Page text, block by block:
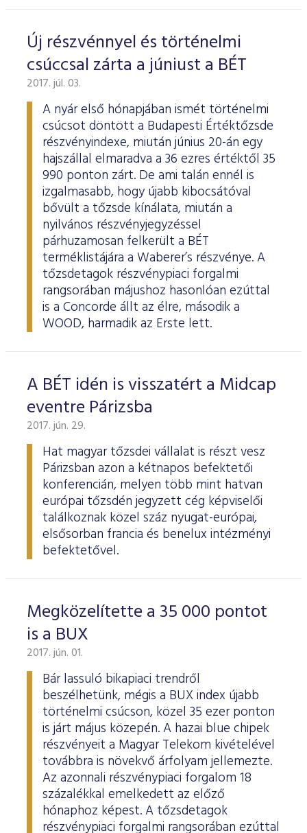
Új részvénnyel és történelmi
csúccsal zárta a júniust a BÉT
2017. júl. 03.
A nyár első hónapjában ismét történelmi
csúcsot döntött a Budapesti Értéktőzsde
részvényindexe, miután június 20-án egy
hajszállal elmaradva a 36 ezres értéktől 35
990 ponton zárt. De ami talán ennél is
izgalmasabb, hogy újabb kibocsátóval
bővült a tőzsde kínálata, miután a
nyilvános részvényjegyzéssel
párhuzamosan felkerült a BÉT
terméklistájára a Waberer’s részvénye. A
tőzsdetagok részvénypiaci forgalmi
rangsorában májushoz hasonlóan ezúttal
is a Concorde állt az élre, második a
WOOD, harmadik az Erste lett.
A BÉT idén is visszatért a Midcap
eventre Párizsba
2017. jún. 29.
Hat magyar tőzsdei vállalat is részt vesz
Párizsban azon a kétnapos befektetői
konferencián, melyen több mint hatvan
európai tőzsdén jegyzett cég képviselői
találkoznak közel száz nyugat-európai,
elsősorban francia és benelux intézményi
befektetővel.
Megközelítette a 35 000 pontot
is a BUX
2017. jún. 01.
Bár lassuló bikapiaci trendről
beszélhetünk, mégis a BUX index újabb
történelmi csúcson, közel 35 ezer ponton
is járt május közepén. A hazai blue chipek
részvényeit a Magyar Telekom kivételével
továbbra is növekvő árfolyam jellemezte.
Az azonnali részvénypiaci forgalom 18
százalékkal emelkedett az előző
hónaphoz képest. A tőzsdetagok
részvénypiaci forgalmi rangsorában ezúttal